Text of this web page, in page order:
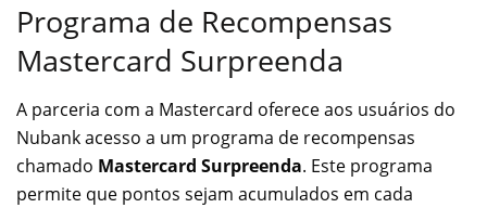
Programa de Recompensas
Mastercard Surpreenda
A parceria com a Mastercard oferece aos usuários do
Nubank acesso a um programa de recompensas
chamado Mastercard Surpreenda. Este programa
permite que pontos sejam acumulados em cada